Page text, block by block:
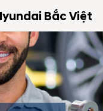
Bắc Việt